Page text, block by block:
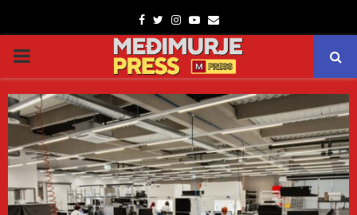
Facebook
TwitterInstagram
Youtube
Email
PRIMARY
MENU